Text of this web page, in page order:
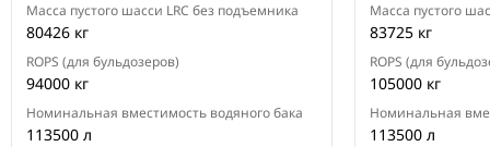
Масса пустого шасси LRC без подъемника
80426 кг
ROPS (для бульдозеров)
94000 кг
Номинальная вместимость водяного бака
113500 л
Масса пустого
83725 кг
ROPS (для
105000 кг
Номинальная
113500 л